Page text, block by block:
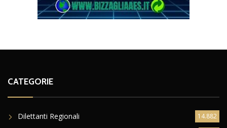
CATEGORIE
Dilettanti Regionali 14.882